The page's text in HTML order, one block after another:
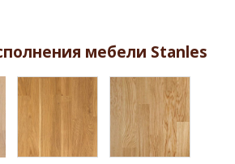
мебели Stanles